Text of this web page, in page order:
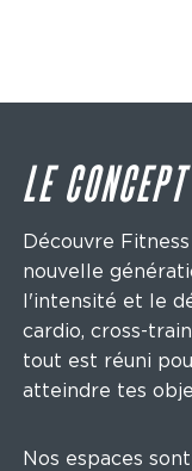
LE
Découvre
nouvelle
l'intensité et le
cardio, cross-
tout est réuni
atteindre tes
Nos espaces